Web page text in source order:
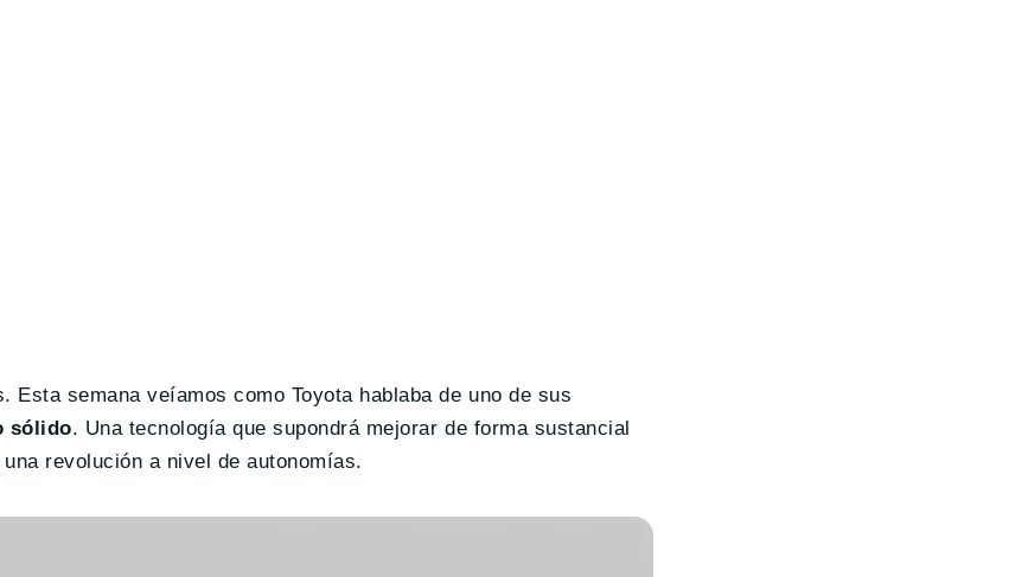
semana veíamos como Toyota hablaba de uno de sus
sólido. Una tecnología que supondrá mejorar de forma sustancial
revolución a nivel de autonomías.